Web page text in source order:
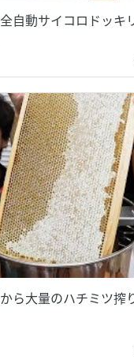
全自動サイコロドッ
ら大量のハチミツ搾